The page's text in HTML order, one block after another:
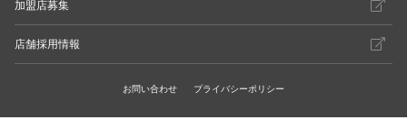
加盟店募集
店舗採用情報
お問い合わせ プライバシーポリシー